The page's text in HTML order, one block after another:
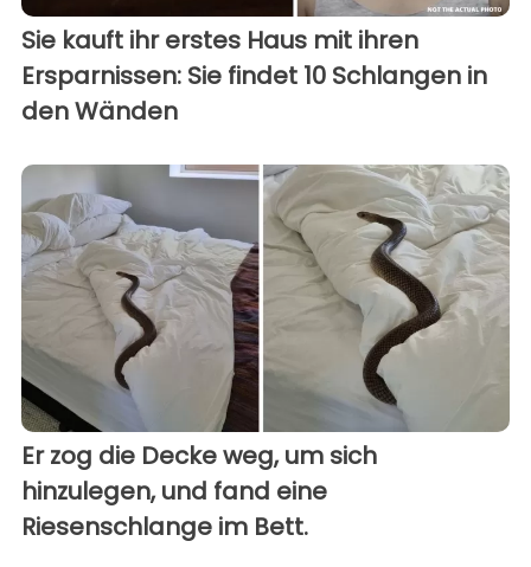
Sie kauft ihr erstes Haus mit ihren
Ersparnissen: Sie findet 10 Schlangen in
den Wänden
Er zog die Decke weg, um sich
hinzulegen, und fand eine
Riesenschlange im Bett.